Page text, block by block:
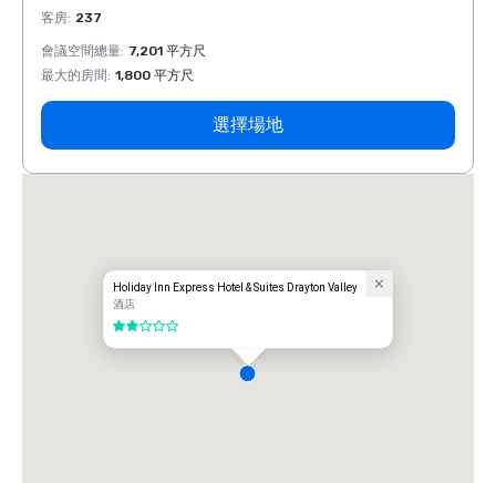
客房: 237
會議空間總量: 7,201 平方尺
最大的房間 : 1,800 平方尺
選擇場地
Holiday Inn Express Hotel & Suites Drayton Valley
酒店
2/5